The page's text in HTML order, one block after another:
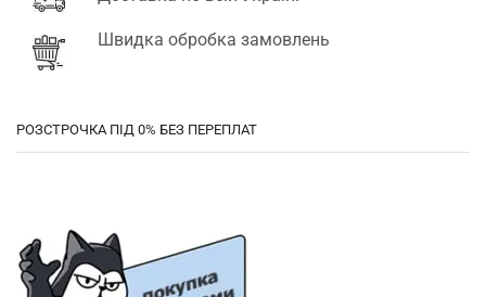
Швидка обробка замовлень
РОЗСТРОЧКА ПІД 0% БЕЗ ПЕРЕПЛАТ